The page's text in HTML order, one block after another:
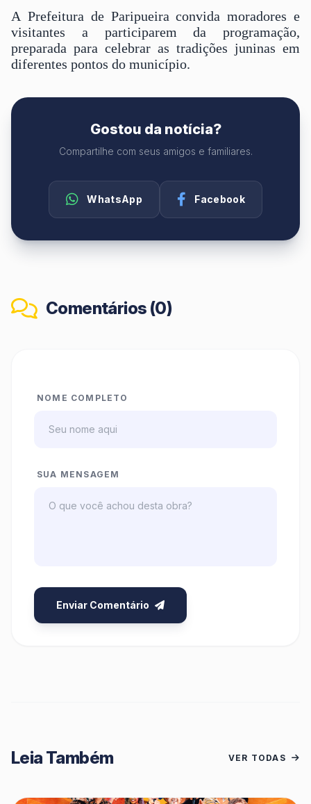
A Prefeitura de Paripueira convida moradores e
visitantes a participarem da programação,
preparada para celebrar as tradições juninas em
diferentes pontos do município.
Gostou da notícia?
Compartilhe com seus amigos e familiares.
WhatsApp Facebook
Comentários (0)
NOME COMPLETO
SUA MENSAGEM
Enviar Comentário
Leia Também VER TODAS